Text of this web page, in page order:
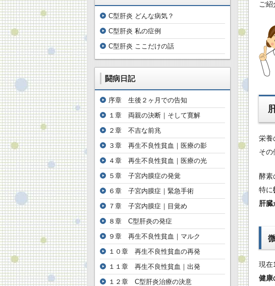
ご紹
栄養
その
酵素
特に
肝臓
現在
健康
C型肝炎 どんな病気？
C型肝炎 私の症例
C型肝炎 ここだけの話
闘病日記
序章 生後２ヶ月での告知
１章 両親の決断｜そして寛解
２章 不吉な前兆
３章 再生不良性貧血｜医療の影
４章 再生不良性貧血｜医療の光
５章 子宮内膜症の発覚
６章 子宮内膜症｜緊急手術
７章 子宮内膜症｜目覚め
８章 C型肝炎の発症
９章 再生不良性貧血｜マルク
１０章 再生不良性貧血の再発
１１章 再生不良性貧血｜出発
１２章 C型肝炎治療の決意